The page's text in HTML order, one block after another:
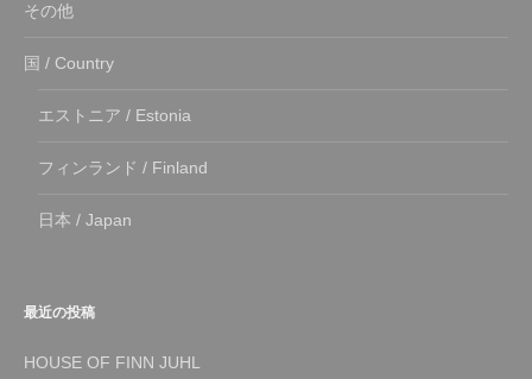
その他
国 / Country
エストニア / Estonia
フィンランド / Finland
日本 / Japan
最近の投稿
HOUSE OF FINN JUHL